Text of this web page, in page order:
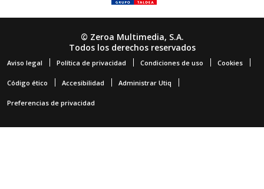
© Zeroa Multimedia, S.A.
Todos los derechos reservados
Aviso legal Política de privacidad Condiciones de uso Cookies
Código ético Accesibilidad Administrar Utiq
Preferencias de privacidad